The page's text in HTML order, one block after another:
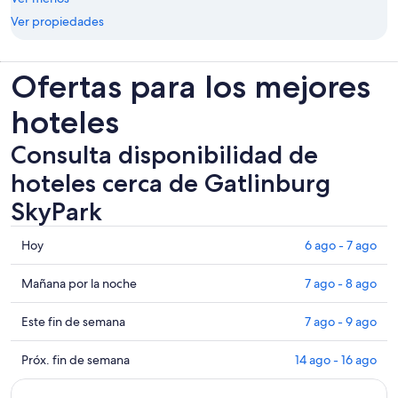
Ver propiedades
Ofertas para los mejores
hoteles
Consulta disponibilidad de
hoteles cerca de Gatlinburg
SkyPark
Consultar
los
precios
cerca
de
Gatlinburg
SkyPark
para
Hoy 6 ago - 7 ago
Consultar
precios
cerca
de
Gatlinburg
SkyPark
Mañana por la noche 7 ago - 8 ago
Consultar
precios
cerca
de
Este fin de semana 7 ago - 9 ago
Consultar
precios
Próx. fin de semana 14 ago - 16 ago